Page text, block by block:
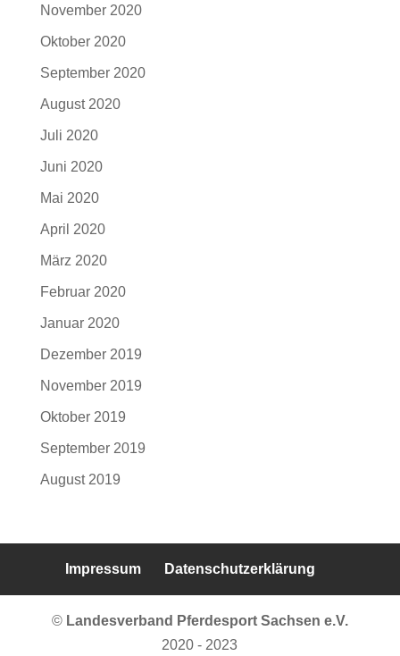
November 2020
Oktober 2020
September 2020
August 2020
Juli 2020
Juni 2020
Mai 2020
April 2020
März 2020
Februar 2020
Januar 2020
Dezember 2019
November 2019
Oktober 2019
September 2019
August 2019
Impressum Datenschutzerklärung
© Landesverband Pferdesport Sachsen e.V.
2020 - 2023